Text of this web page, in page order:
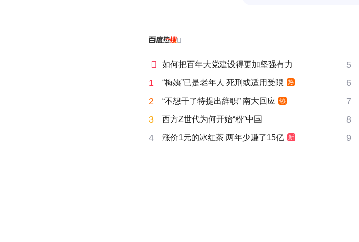

 如何把百年大党建设得更加坚强有力 5
1 “梅姨”已是老年人 死刑或适用受限 热 6
2 “不想干了特提出辞职” 南大回应 热 7
3 西方Z世代为何开始“粉”中国 8
4 涨价1元的冰红茶 两年少赚了15亿 新 9